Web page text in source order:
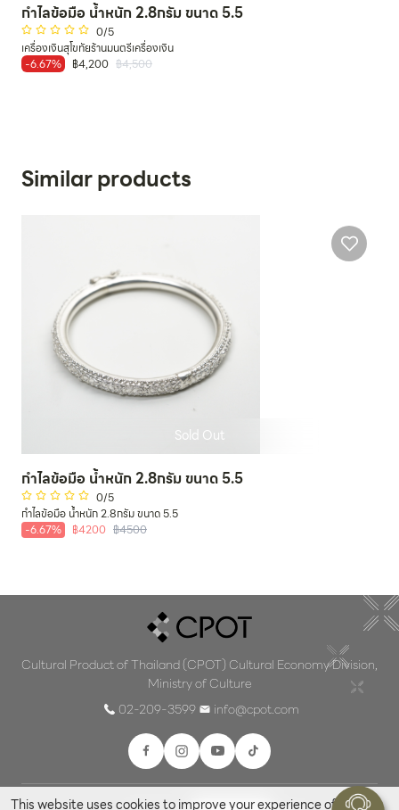
กำไลข้อมือ น้ำหนัก 2.8กรัม ขนาด 5.5
0/5
เครื่องเงินสุโขทัยร้านมนตรีเครื่องเงิน
-6.67%
฿4,200 ฿4,500
Similar products
Sold Out
กำไลข้อมือ น้ำหนัก 2.8กรัม ขนาด 5.5
0/5
กำไลข้อมือ น้ำหนัก 2.8กรัม ขนาด 5.5
-6.67% ฿4200 ฿4500
Cultural Product of Thailand (CPOT) Cultural Economy Division,
Ministry of Culture
02-209-3599
info@cpot.com
Privacy PolicyCookies Settings
This website uses cookies to improve your experience of our